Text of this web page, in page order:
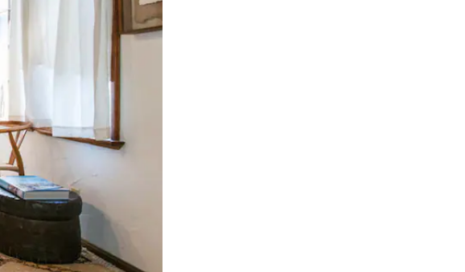
appuyant dessus et en les faisant glisser.